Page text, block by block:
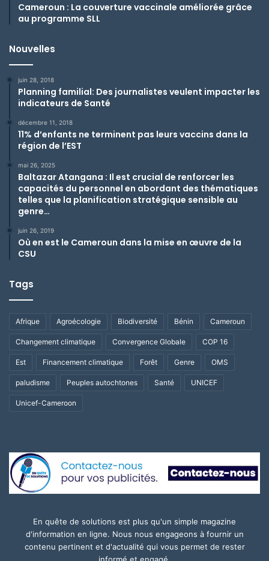
Cameroun : La couverture vaccinale améliorée grâce
au programme SLL
Nouvelles
juin 28, 2018
Planning familial: Des journalistes veulent impacter les
indicateurs de Santé
décembre 11, 2018
11% d’enfants ne terminent pas leurs vaccins dans la
région de l’EST
mai 26, 2025
Baltazar Atangana : Il est crucial de renforcer les
capacités du personnel en abordant des thématiques
telles que la planification stratégique sensible au
genre…
juin 26, 2019
Où en est le Cameroun dans la mise en œuvre de la
CSU
Tags
Afrique Agroécologie Biodiversité Bénin Cameroun
Changement climatique Convergence Globale COP 16
Est Financement climatique Forêt Genre OMS
paludisme Peuples autochtones Santé UNICEF
Unicef-Cameroon
En quête de solutions est plus qu'un simple magazine
d'information en ligne. Nous nous engageons à fournir un
contenu pertinent et d'actualité qui vous permet de rester
informé et engagé.